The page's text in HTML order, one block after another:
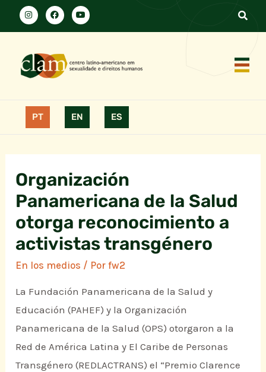
PT EN ES
Organización
Panamericana de la Salud
otorga reconocimiento a
activistas transgénero
En los medios / Porfw2
La Fundación Panamericana de la Salud y
Educación (PAHEF) y la Organización
Panamericana de la Salud (OPS) otorgaron a la
Red de América Latina y El Caribe de Personas
Transgénero (REDLACTRANS) el “Premio Clarence